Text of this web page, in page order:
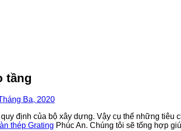
tầng
Ba, 2020
định của bộ xây dựng. Vậy cụ thể những tiêu
thép Grating Phúc An. Chúng tôi sẽ tổng hợp